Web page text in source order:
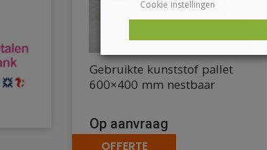
Gebruikte kunststof pallet
600×400 mm nestbaar
Op aanvraag
OFFERTE
Cookie instellingen